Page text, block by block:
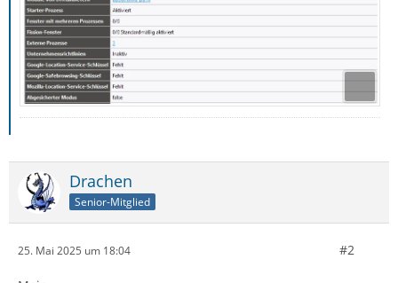
Drachen
Senior-Mitglied
25. Mai 2025 um 18:04 #2